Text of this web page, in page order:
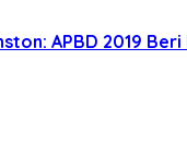
APBD 2019